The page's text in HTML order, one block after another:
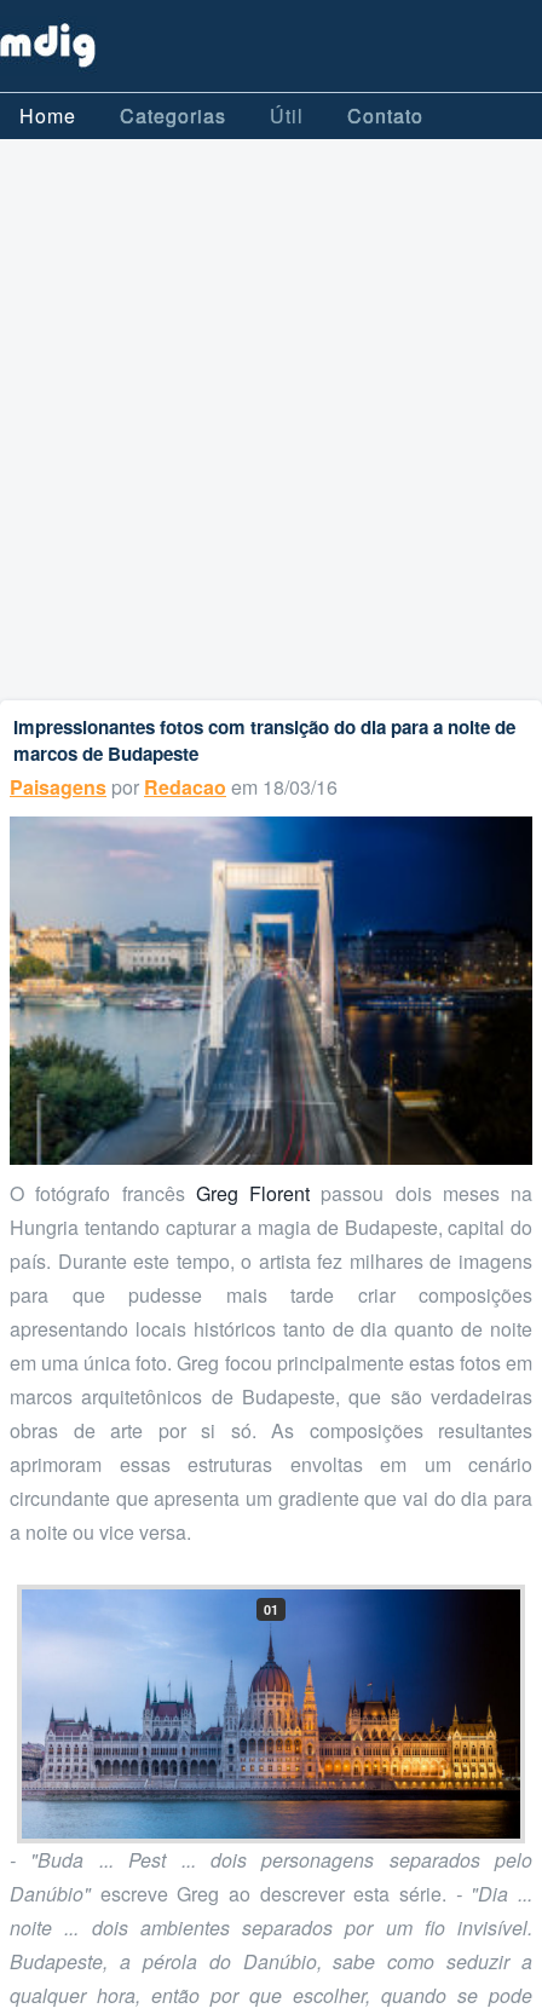
Home Categorias Útil Contato
Impressionantes fotos com transição do dia para a noite de
marcos de Budapeste
Paisagens por Redacao em 18/03/16
O fotógrafo francês Greg Florent passou dois meses na
Hungria tentando capturar a magia de Budapeste, capital do
país. Durante este tempo, o artista fez milhares de imagens
para que pudesse mais tarde criar composições
apresentando locais históricos tanto de dia quanto de noite
em uma única foto. Greg focou principalmente estas fotos em
marcos arquitetônicos de Budapeste, que são verdadeiras
obras de arte por si só. As composições resultantes
aprimoram essas estruturas envoltas em um cenário
circundante que apresenta um gradiente que vai do dia para
a noite ou vice versa.
01
- "Buda ... Pest ... dois personagens separados pelo
Danúbio"escreve Greg ao descrever esta série. - "Dia ...
noite ... dois ambientes separados por um fio invisível.
Budapeste, a pérola do Danúbio, sabe como seduzir a
qualquer hora, então por que escolher, quando se pode